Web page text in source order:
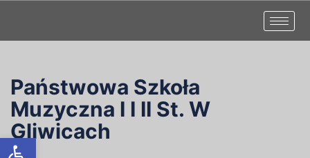
Otwórz pasek narzędzi
Państwowa Szkoła
Muzyczna I I II St. W
Gliwicach